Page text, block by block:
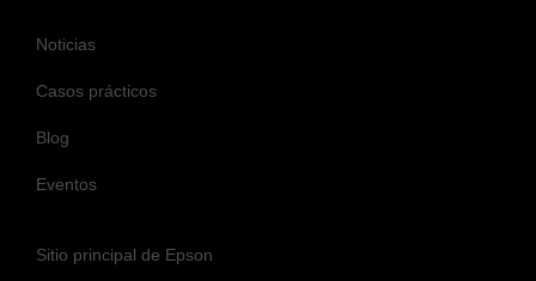
Noticias
Casos prácticos
Blog
Eventos
Sitio principal de Epson